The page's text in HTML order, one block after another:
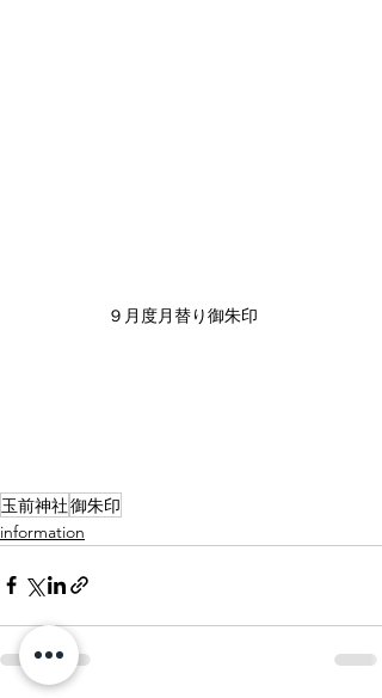
９月度月替り御朱印
玉前神社御朱印
information